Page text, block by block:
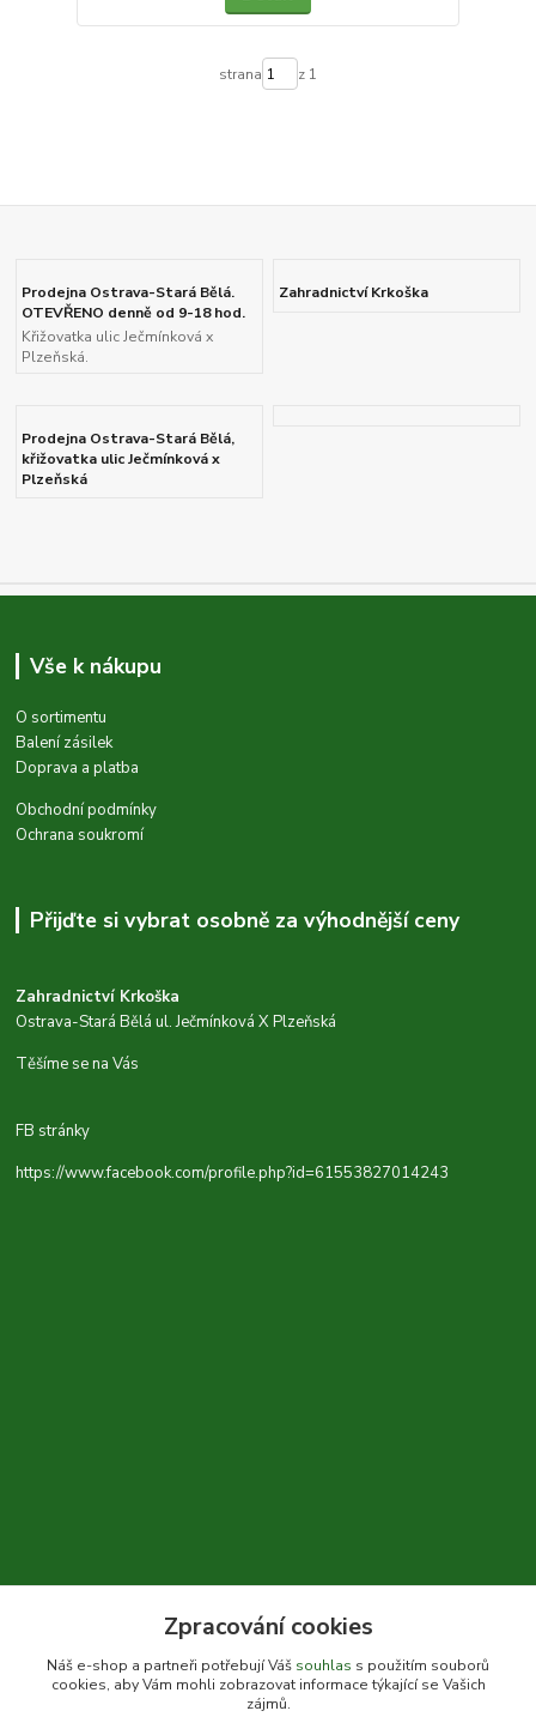
strana z 1
Prodejna Ostrava-Stará Bělá.
OTEVŘENO denně od 9-18 hod.
Křižovatka ulic Ječmínková x
Plzeňská.
Zahradnictví Krkoška
Prodejna Ostrava-Stará Bělá,
křižovatka ulic Ječmínková x
Plzeňská
Vše k nákupu
O sortimentu
Balení zásilek
Doprava a platba
Obchodní podmínky
Ochrana soukromí
Přijďte si vybrat osobně za výhodnější ceny
Zahradnictví Krkoška
Ostrava-Stará Bělá ul. Ječmínková X Plzeňská
Těšíme se na Vás
FB stránky
https://www.facebook.com/profile.php?id=61553827014243
+420 604 310 066
Zpracování cookies
Náš e-shop a partneři potřebují Váš souhlas s použitím souborů
cookies, aby Vám mohli zobrazovat informace týkající se Vašich
zájmů.